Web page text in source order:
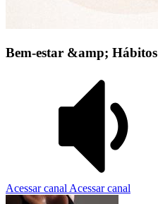
Bem-estar &amp;
Acessar canal Acessar canal